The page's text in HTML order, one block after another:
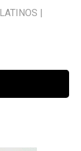
|